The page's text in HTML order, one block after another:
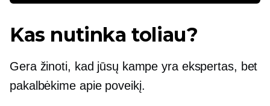
Kas nutinka toliau?
Gera žinoti, kad jūsų kampe yra ekspertas, bet
pakalbėkime apie poveikį.